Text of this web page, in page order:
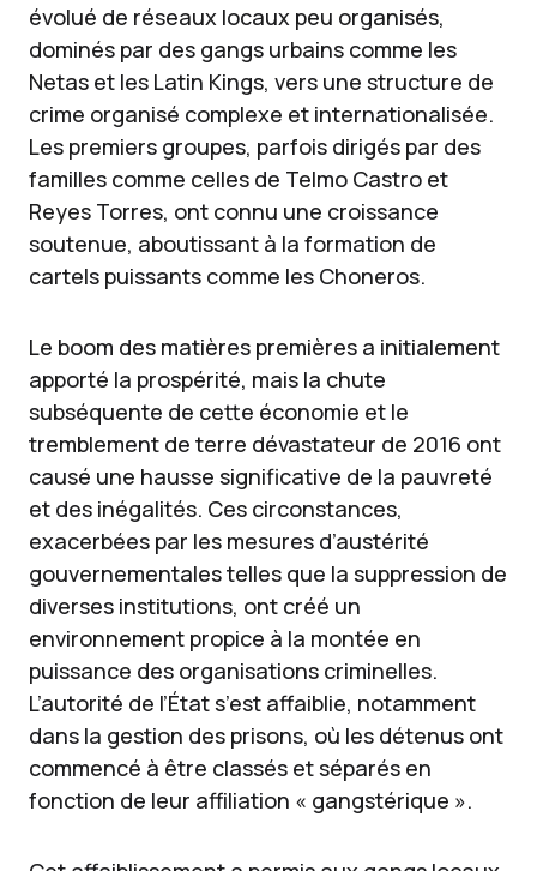
évolué de réseaux locaux peu organisés,
dominés par des gangs urbains comme les
Netas et les Latin Kings, vers une structure de
crime organisé complexe et internationalisée.
Les premiers groupes, parfois dirigés par des
familles comme celles de Telmo Castro et
Reyes Torres, ont connu une croissance
soutenue, aboutissant à la formation de
cartels puissants comme les Choneros.
Le boom des matières premières a initialement
apporté la prospérité, mais la chute
subséquente de cette économie et le
tremblement de terre dévastateur de 2016 ont
causé une hausse significative de la pauvreté
et des inégalités. Ces circonstances,
exacerbées par les mesures d’austérité
gouvernementales telles que la suppression de
diverses institutions, ont créé un
environnement propice à la montée en
puissance des organisations criminelles.
L’autorité de l’État s’est affaiblie, notamment
dans la gestion des prisons, où les détenus ont
commencé à être classés et séparés en
fonction de leur affiliation « gangstérique ».